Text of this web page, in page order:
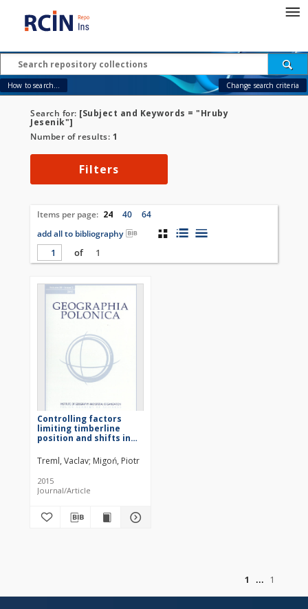
How to search... Change search criteria
Search for: [Subject and Keywords = "Hruby
Jesenik"]
Number of results: 1
Filters
Items per page: 24 40
64
add all to bibliography
of
1
Controlling factors
limiting timberline
position and shifts in
Treml, Vaclav Migoń, Piotr
2015
Journal/Article
1
1